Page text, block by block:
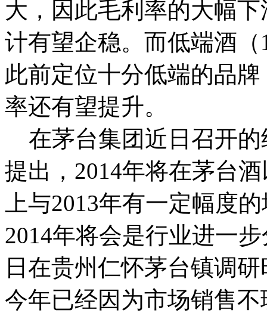
大，因此毛利率的大幅
计有望企稳。而低端酒
此前定位十分低端的品
率还有望提升。
在茅台集团近日召开的
提出，2014年将在茅台
上与2013年有一定幅度
2014年将会是行业进一
日在贵州仁怀茅台镇调
今年已经因为市场销售